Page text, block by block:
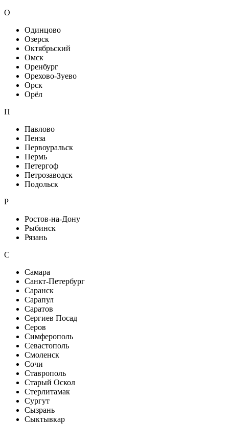
О
Одинцово
Озерск
Октябрьский
Омск
Оренбург
Орехово-Зуево
Орск
Орёл
П
Павлово
Пенза
Первоуральск
Пермь
Петергоф
Петрозаводск
Подольск
Р
Ростов-на-Дону
Рыбинск
Рязань
С
Самара
Санкт-Петербург
Саранск
Сарапул
Саратов
Сергиев Посад
Серов
Симферополь
Севастополь
Смоленск
Сочи
Ставрополь
Старый Оскол
Стерлитамак
Сургут
Сызрань
Сыктывкар